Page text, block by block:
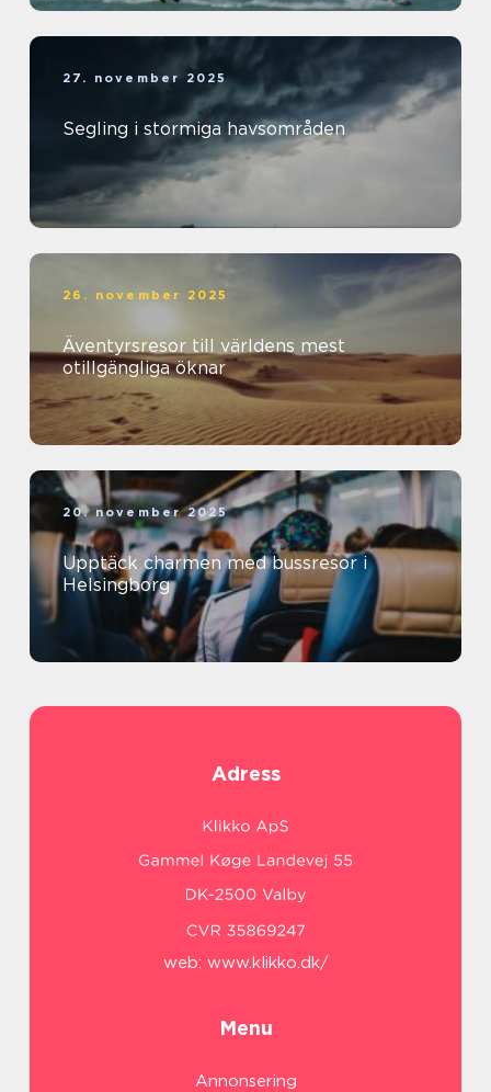
27. november 2025
Segling i stormiga havsområden
26. november 2025
Äventyrsresor till världens mest
otillgängliga öknar
20. november 2025
Upptäck charmen med bussresor i
Helsingborg
Adress
web: www.klikko.dk/
Menu
Annonsering